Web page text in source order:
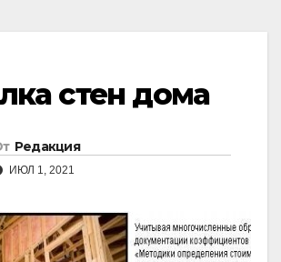
стен дома
Редакция
ИЮЛ 1, 2021